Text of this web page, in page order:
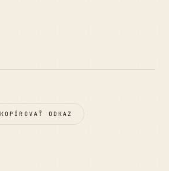
KOPÍROVAŤ ODKAZ